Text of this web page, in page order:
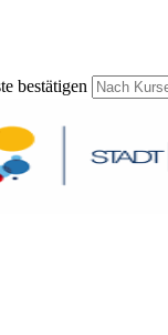
bestätigen